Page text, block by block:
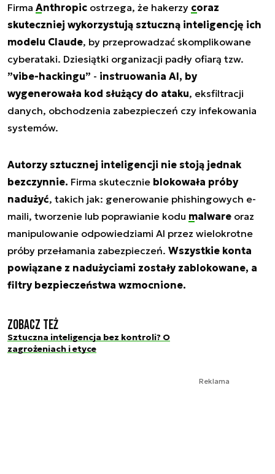
Firma Anthropic ostrzega, że hakerzy coraz
skuteczniej wykorzystują sztuczną inteligencję ich
modelu Claude, by przeprowadzać skomplikowane
cyberataki. Dziesiątki organizacji padły ofiarą tzw.
”vibe-hackingu” - instruowania AI, by
wygenerowała kod służący do ataku, eksfiltracji
danych, obchodzenia zabezpieczeń czy infekowania
systemów.
Autorzy sztucznej inteligencji nie stoją jednak
bezczynnie. Firma skutecznie blokowała próby
nadużyć, takich jak: generowanie phishingowych e-
maili, tworzenie lub poprawianie kodu malware oraz
manipulowanie odpowiedziami AI przez wielokrotne
próby przełamania zabezpieczeń. Wszystkie konta
powiązane z nadużyciami zostały zablokowane, a
filtry bezpieczeństwa wzmocnione.
Zobacz też
Sztuczna inteligencja bez kontroli? O
zagrożeniach i etyce
Reklama